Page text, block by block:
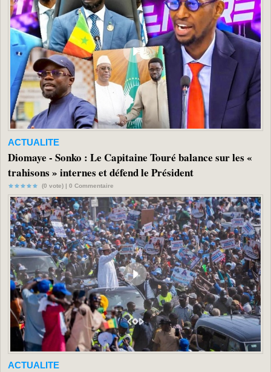
ACTUALITE
Diomaye - Sonko : Le Capitaine Touré balance sur les «
trahisons » internes et défend le Président
(0 vote) | 0 Commentaire
ACTUALITE